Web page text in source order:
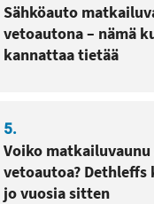
Sähköauto
vetoautona – nämä
kannattaa tietää
5.
Voiko
vetoautoa?
jo vuosia sitten